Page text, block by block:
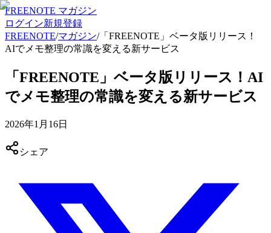
FREENOTE マガジン
ログイン新規登録
FREENOTE/マガジン/「FREENOTE」ベータ版リリース！
AIでメモ整理の常識を変える新サービス
「FREENOTE」ベータ版リリース！AI
でメモ整理の常識を変える新サービス
2026年1月16日
シェア